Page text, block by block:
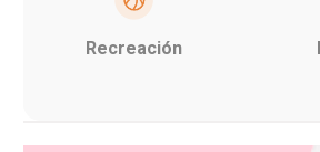
Recreación